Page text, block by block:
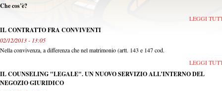
Che cos’è?
LEGGI
IL CONTRATTO FRA CONVIVENTI
02/12/2013 - 13:05
Nella convivenza, a differenza che nel matrimonio (artt. 143 e 147 cod.
LEGGI
IL COUNSELING "LEGALE". UN NUOVO SERVIZIO ALL’INTERNO DEL
NEGOZIO GIURIDICO